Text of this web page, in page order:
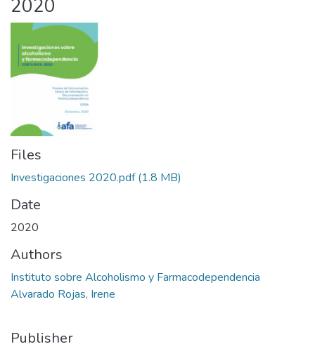
2020
Files
Investigaciones 2020.pdf(1.8 MB)
Date
2020
Authors
Instituto sobre Alcoholismo y Farmacodependencia
Alvarado Rojas, Irene
Publisher